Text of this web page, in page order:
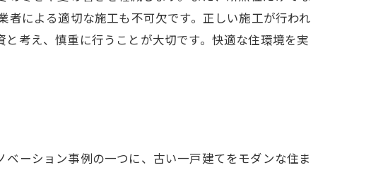
による適切な施工も不可欠です。正しい施工が行われ
考え、慎重に行うことが大切です。快適な住環境を実
ーション事例の一つに、古い一戸建てをモダンな住ま